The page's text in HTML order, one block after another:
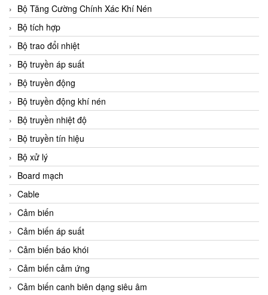
Bộ Tăng Cường Chính Xác Khí Nén
Bộ tích hợp
Bộ trao đổi nhiệt
Bộ truyền áp suất
Bộ truyền động
Bộ truyền động khí nén
Bộ truyền nhiệt độ
Bộ truyền tín hiệu
Bộ xử lý
Board mạch
Cable
Cảm biến
Cảm biến áp suất
Cảm biến báo khói
Cảm biến cảm ứng
Cảm biến canh biên dạng siêu âm